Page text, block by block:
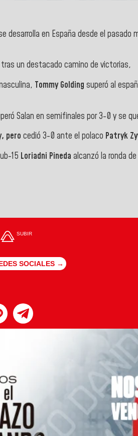
desarrolla en España desde el
un destacado camino de victorias,
Tommy Golding superó al
Salan en semifinales por 3-0 y se
pero cedió 3-0 ante el polaco Patryk
15 Loriadni Pineda alcanzó la ronda
SUBIR
SOCIALES →